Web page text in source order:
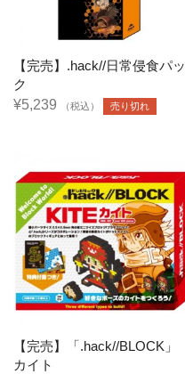
【完売】.hack//日常侵食パッ
ク
¥5,239
（税込） 売り切れ
【完売】「.hack//BLOCK」
カイト